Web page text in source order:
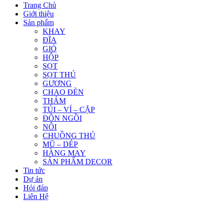
Trang Chủ
Giới thiệu
Sản phẩm
KHAY
ĐĨA
GIỎ
HỘP
SỌT
SỌT THÚ
GƯƠNG
CHAO ĐÈN
THẢM
TÚI – VÍ – CẶP
ĐÔN NGỒI
NÔI
CHUỒNG THÚ
MŨ – DÉP
HÀNG MAY
SẢN PHẨM DECOR
Tin tức
Dự án
Hỏi đáp
Liên Hệ